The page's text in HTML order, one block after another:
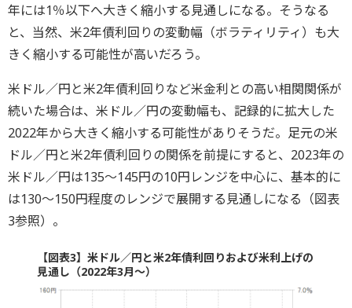
年には1％以下へ大きく縮小する見通しになる。そうなる
と、当然、米2年債利回りの変動幅（ボラティリティ）も大
きく縮小する可能性が高いだろう。
米ドル／円と米2年債利回りなど米金利との高い相関関係が
続いた場合は、米ドル／円の変動幅も、記録的に拡大した
2022年から大きく縮小する可能性がありそうだ。足元の米
ドル／円と米2年債利回りの関係を前提にすると、2023年の
米ドル／円は135～145円の10円レンジを中心に、基本的に
は130～150円程度のレンジで展開する見通しになる（図表
3参照）。
【図表3】米ドル／円と米2年債利回りおよび米利上げの
見通し（2022年3月～）